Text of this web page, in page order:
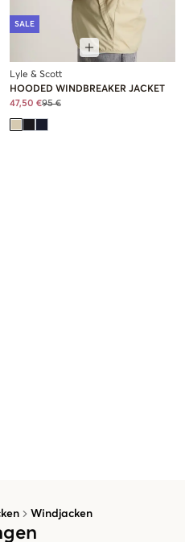
Windjacken
SALE
Lyle & Scott
HOODED WINDBREAKER JACKET
47,50 €95 €